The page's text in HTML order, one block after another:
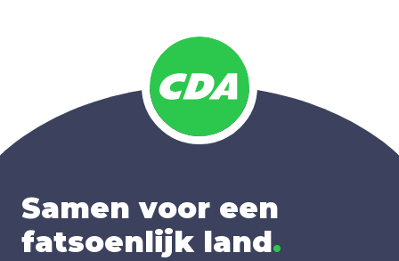
Samen voor een
fatsoenlijk land.